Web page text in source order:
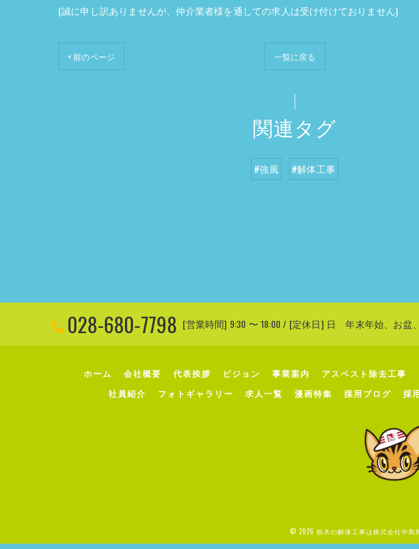
(誠に申し訳ありませんが、仲介業者様を通しての求人は受け付けておりません)
< 前のページ 一覧に戻る
関連タグ
#強風 #解体工事
028-680-7798 [営業時間] 9:30 〜 18:00 / [定休日] 日 年末年始、お盆
ホーム 会社概要 代表挨拶 ビジョン 事業案内 アスベスト除去工事
社員紹介
フォトギャラリー 求人一覧 漫画特集 採用ブログ 採
© 2026 栃木の解体工事は株式会社中島興